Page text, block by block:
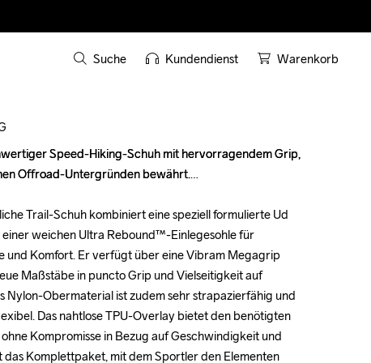
Suche Kundendienst Warenkorb
Speed-Hiking-Schuh mit hervorragendem Grip,
Offroad-Untergründen bewährt.
Trail-Schuh kombiniert eine speziell formulierte Ud
weichen Ultra Rebound™-Einlegesohle für
und Komfort. Er verfügt über eine Vibram Megagrip
Maßstäbe in puncto Grip und Vielseitigkeit auf
Nylon-Obermaterial ist zudem sehr strapazierfähig und
Das nahtlose TPU-Overlay bietet den benötigten
Kompromisse in Bezug auf Geschwindigkeit und
das Komplettpaket, mit dem Sportler den Elementen
Speed-Hiking-Schuh mit hervorragendem Grip,
Offroad-Untergründen bewährt.
Trail-Schuh kombiniert eine speziell formulierte Ud
weichen Ultra Rebound™-Einlegesohle für
und Komfort. Er verfügt über eine Vibram Megagrip
Maßstäbe in puncto Grip und Vielseitigkeit auf
Nylon-Obermaterial ist zudem sehr strapazierfähig und
Das nahtlose TPU-Overlay bietet den benötigten
Kompromisse in Bezug auf Geschwindigkeit und
das Komplettpaket, mit dem Sportler den Elementen